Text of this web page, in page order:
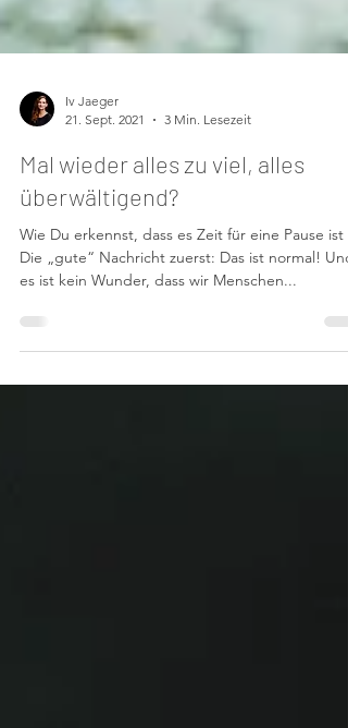
21. Sept. 2021
3 Min. Lesezeit
Mal wieder alles zu viel, alles
überwältigend?
Wie Du erkennst, dass es Zeit für eine Pause ist
es ist kein Wunder, dass wir Menschen...